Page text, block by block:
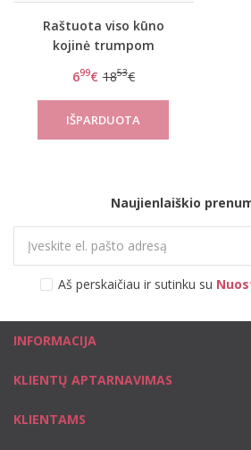
Raštuota viso kūno
kojinė trumpom
699€ 1853€
Naujienlaiškio
Aš perskaičiau ir sutinku su
INFORMACIJA
KLIENTŲ APTARNAVIMAS
KLIENTAMS